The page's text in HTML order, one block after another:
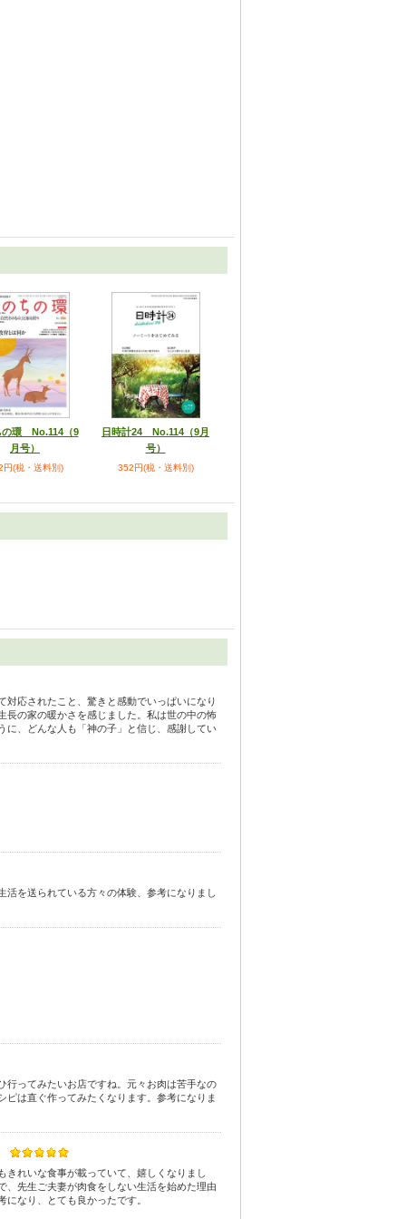
の環 No.114（9
月号）
円(税・送料別)
日時計24 No.114（9月
号）
352円(税・送料別)
応されたこと、驚きと感動でいっぱいになり
長の家の暖かさを感じました。私は世の中の怖
に、どんな人も「神の子」と信じ、感謝してい
を送られている方々の体験、参考になりまし
行ってみたいお店ですね。元々お肉は苦手なの
は直ぐ作ってみたくなります。参考になりま
れいな食事が載っていて、嬉しくなりまし
先生ご夫妻が肉食をしない生活を始めた理由
なり、とても良かったです。